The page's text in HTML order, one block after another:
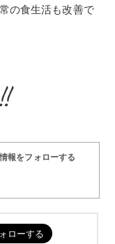
の食生活も改善で
報をフォローする